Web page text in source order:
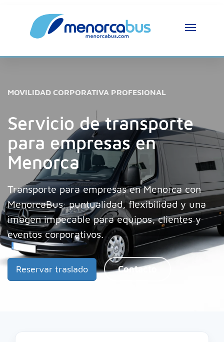
MOVILIDAD CORPORATIVA PROFESIONAL
Servicio de transporte
para empresas en
Menorca
Transporte para empresas en Menorca con
MenorcaBus: puntualidad, flexibilidad y una
imagen impecable para equipos, clientes y
eventos corporativos.
Reservar traslado Contacto